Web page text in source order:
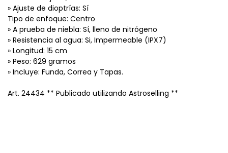
» Ajuste de dioptrías: Sí
Tipo de enfoque: Centro
» A prueba de niebla: Sí, lleno de nitrógeno
» Resistencia al agua: Si, Impermeable (IPX7)
» Longitud: 15 cm
» Peso: 629 gramos
» Incluye: Funda, Correa y Tapas.
Art. 24434 ** Publicado utilizando Astroselling **